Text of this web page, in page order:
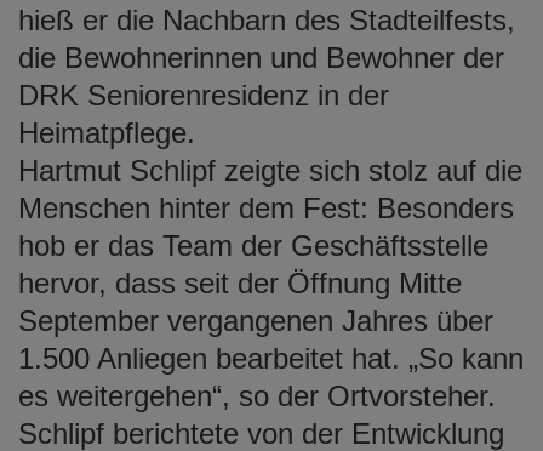
hieß er die Nachbarn des Stadteilfests,
die Bewohnerinnen und Bewohner der
DRK Seniorenresidenz in der
Heimatpflege.
Hartmut Schlipf zeigte sich stolz auf die
Menschen hinter dem Fest: Besonders
hob er das Team der Geschäftsstelle
hervor, dass seit der Öffnung Mitte
September vergangenen Jahres über
1.500 Anliegen bearbeitet hat. „So kann
es weitergehen“, so der Ortvorsteher.
Schlipf berichtete von der Entwicklung